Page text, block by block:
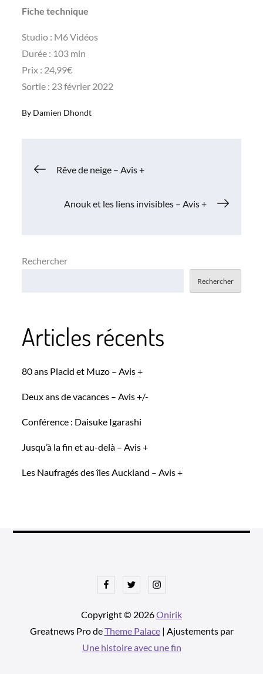
Fiche technique
Studio : M6 Vidéos
Durée : 103 min
Prix : 24,99€
Sortie : 23 février 2022
By Damien Dhondt
Navigation
Rêve de neige – Avis +
Anouk et les liens invisibles – Avis +
Rechercher
Rechercher
Articles récents
80 ans Placid et Muzo – Avis +
Deux ans de vacances – Avis +/-
Conférence : Daisuke Igarashi
Jusqu’à la fin et au-delà – Avis +
Les Naufragés des îles Auckland – Avis +
FacebookTwitterInstagram
Copyright © 2026Onirik
Greatnews Pro deTheme Palace| Ajustements par
Une histoire avec une fin